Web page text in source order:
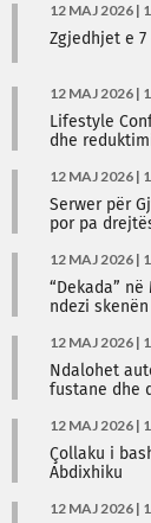
12 MAJ 2026 |
Zgjedhjet e
12 MAJ 2026 |
Lifestyle
dhe
12 MAJ 2026 |
Serwer për
por pa
12 MAJ 2026 |
“Dekada”
ndezi
12 MAJ 2026 |
Ndalohet
fustane dhe
12 MAJ 2026 |
Çollaku i
Abdixhiku
12 MAJ 2026 |